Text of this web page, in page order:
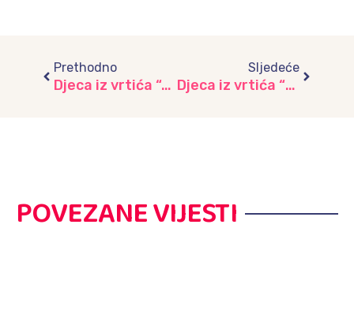
Prethodno
Djeca iz vrtića “Aprilski cvjetovi” posjetili su Međunarodni aerodrom Sarajevo
Sljedeće
Djeca iz vrtića “Bulbuli” uživali u aktivosti “Djeca i Snješko”
POVEZANE VIJESTI